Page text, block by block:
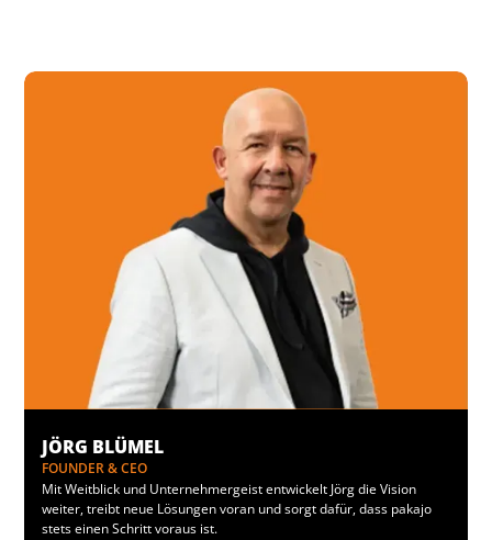
JÖRG BLÜMEL
FOUNDER & CEO
Mit Weitblick und Unternehmergeist entwickelt Jörg die Vision
weiter, treibt neue Lösungen voran und sorgt dafür, dass pakajo
stets einen Schritt voraus ist.